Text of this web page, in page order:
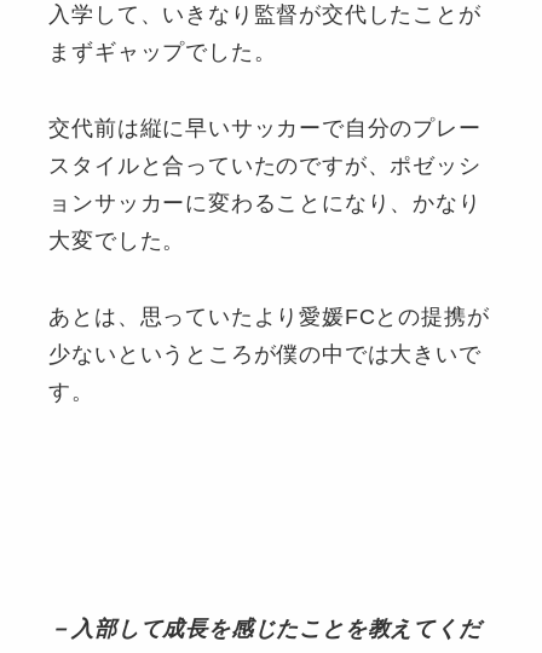
入学して、いきなり監督が交代したことが
まずギャップでした。
交代前は縦に早いサッカーで自分のプレー
スタイルと合っていたのですが、ポゼッシ
ョンサッカーに変わることになり、かなり
大変でした。
あとは、思っていたより愛媛FCとの提携が
少ないというところが僕の中では大きいで
す。
－入部して成長を感じたことを教えてくだ